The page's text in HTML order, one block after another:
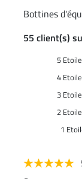
Bottines
55 client(s)
5
4
3
2
1
-